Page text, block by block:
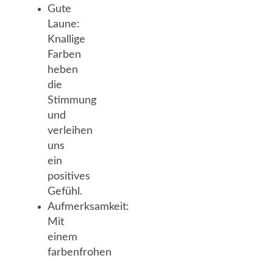
Gute
Laune:
Knallige
Farben
heben
die
Stimmung
und
verleihen
uns
ein
positives
Gefühl.
Aufmerksamkeit:
Mit
einem
farbenfrohen